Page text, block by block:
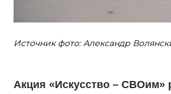
Источник фото: Александр
Акция «Искусство – СВОим»